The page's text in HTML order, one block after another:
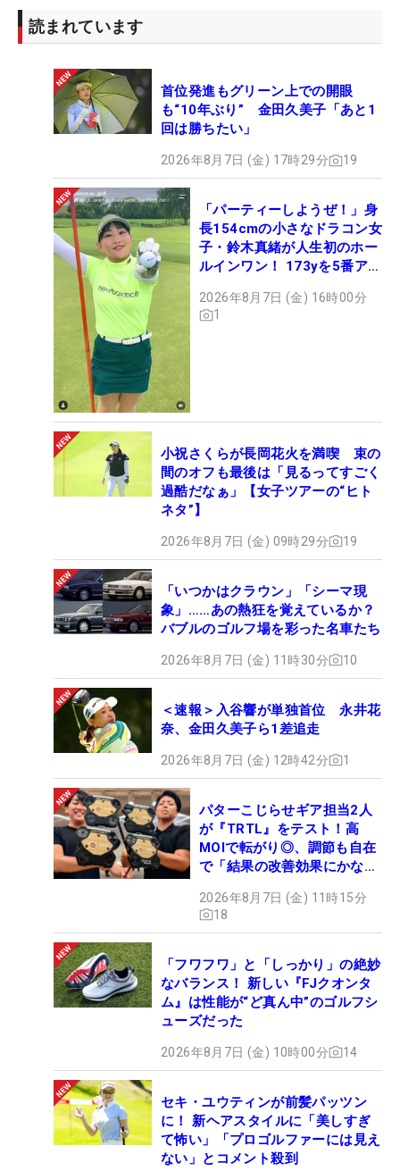
読まれています
首位発進もグリーン上での開眼
も“10年ぶり” 金田久美子「あと1
回は勝ちたい」
2026年8月7日 (金) 17時29分 19
「パーティーしようぜ！」身
長154cmの小さなドラコン女
子・鈴木真緒が人生初のホー
ルインワン！ 173yを5番アイ
2026年8月7日 (金) 16時00分
1
小祝さくらが長岡花火を満喫 束の
間のオフも最後は「見るってすごく
過酷だなぁ」【女子ツアーの“ヒト
ネタ”】
2026年8月7日 (金) 09時29分 19
「いつかはクラウン」「シーマ現
象」……あの熱狂を覚えているか？
バブルのゴルフ場を彩った名車たち
2026年8月7日 (金) 11時30分 10
＜速報＞入谷響が単独首位 永井花
奈、金田久美子ら1差追走
2026年8月7日 (金) 12時42分 1
パターこじらせギア担当2人
が『TRTL』をテスト！高
MOIで転がり◎、調節も自在
で「結果の改善効果にかなり
2026年8月7日 (金) 11時15分
18
「フワフワ」と「しっかり」の絶妙
なバランス！ 新しい『FJクオンタ
ム』は性能が“ど真ん中”のゴルフシ
ューズだった
2026年8月7日 (金) 10時00分 14
セキ・ユウティンが前髪パッツン
に！ 新ヘアスタイルに「美しすぎ
て怖い」「プロゴルファーには見え
ない」とコメント殺到